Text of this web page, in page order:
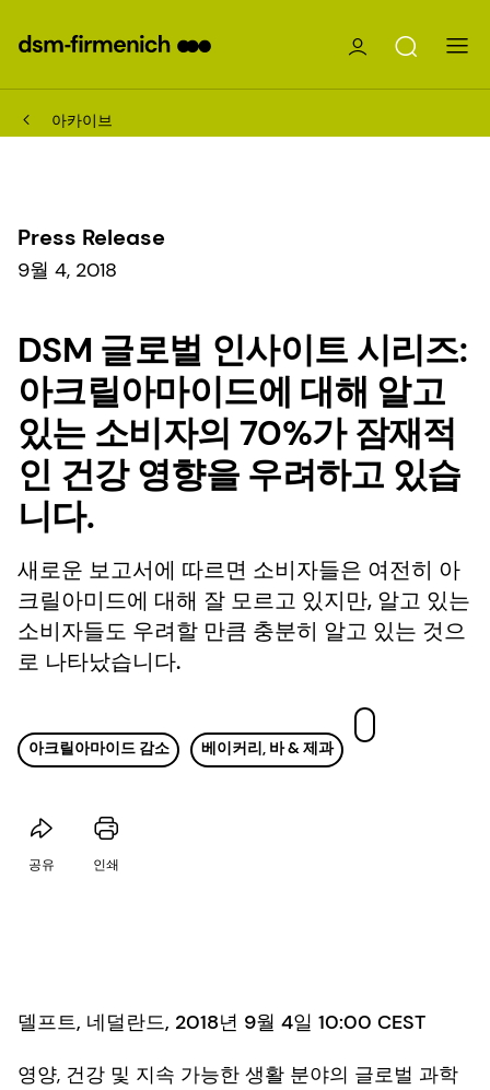
아카이브
Press Release
9월 4, 2018
DSM 글로벌 인사이트 시리즈:
아크릴아마이드에 대해 알고
있는 소비자의 70%가 잠재적
인 건강 영향을 우려하고 있습
니다.
새로운 보고서에 따르면 소비자들은 여전히 아
크릴아미드에 대해 잘 모르고 있지만, 알고 있는
소비자들도 우려할 만큼 충분히 알고 있는 것으
로 나타났습니다.
아크릴아마이드 감소 베이커리, 바 & 제과
공유 인쇄
델프트, 네덜란드, 2018년 9월 4일 10:00 CEST
영양, 건강 및 지속 가능한 생활 분야의 글로벌 과학